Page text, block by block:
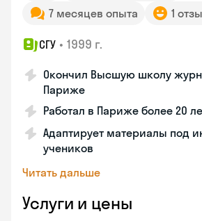
7 месяцев опыта
1
СГУ • 1999 г.
Окончил Высшую школу
Париже
Работал в Париже более 20
Адаптирует материалы под
учеников
Читать дальше
Услуги и цены